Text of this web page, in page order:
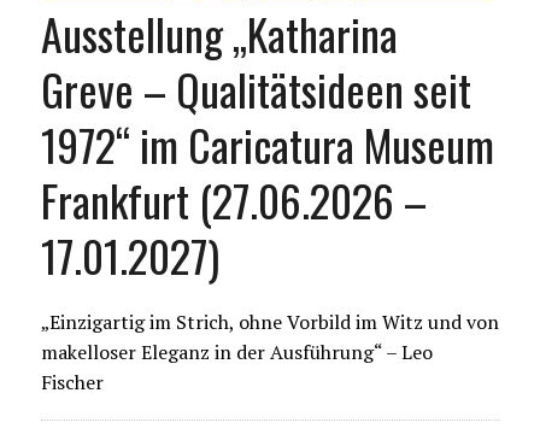
Ausstellung „Katharina
Greve – Qualitätsideen seit
1972“ im Caricatura Museum
Frankfurt (27.06.2026 –
17.01.2027)
„Einzigartig im Strich, ohne Vorbild im Witz und von
makelloser Eleganz in der Ausführung“ – Leo
Fischer